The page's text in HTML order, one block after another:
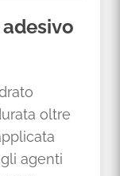
oltre
agenti